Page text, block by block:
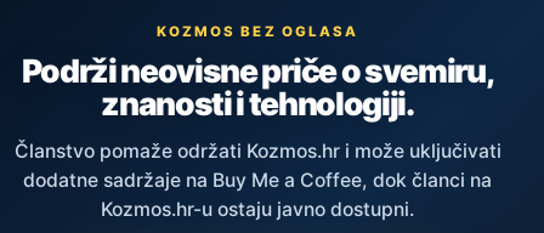
KOZMOS BEZ OGLASA
Podrži neovisne priče o svemiru,
znanosti i tehnologiji.
Članstvo pomaže održati Kozmos.hr i može uključivati
dodatne sadržaje na Buy Me a Coffee, dok članci na
Kozmos.hr-u ostaju javno dostupni.